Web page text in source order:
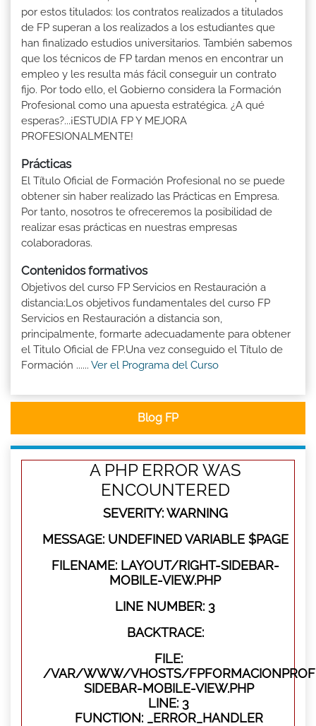
por estos titulados: los contratos realizados a titulados
de FP superan a los realizados a los estudiantes que
han finalizado estudios universitarios. También sabemos
que los técnicos de FP tardan menos en encontrar un
empleo y les resulta más fácil conseguir un contrato
fijo. Por todo ello, el Gobierno considera la Formación
Profesional como una apuesta estratégica. ¿A qué
esperas?...¡ESTUDIA FP Y MEJORA
PROFESIONALMENTE!
Prácticas
El Título Oficial de Formación Profesional no se puede
obtener sin haber realizado las Prácticas en Empresa.
Por tanto, nosotros te ofreceremos la posibilidad de
realizar esas prácticas en nuestras empresas
colaboradoras.
Contenidos formativos
Objetivos del curso FP Servicios en Restauración a
distancia:Los objetivos fundamentales del curso FP
Servicios en Restauración a distancia son,
principalmente, formarte adecuadamente para obtener
el Titulo Oficial de FP.Una vez conseguido el Título de
Formación ...... Ver el Programa del Curso
Blog FP
A PHP ERROR WAS
ENCOUNTERED
SEVERITY: WARNING
MESSAGE: UNDEFINED VARIABLE $PAGE
FILENAME: LAYOUT/RIGHT-SIDEBAR-
MOBILE-VIEW.PHP
LINE NUMBER: 3
BACKTRACE:
FILE:
/VAR/WWW/VHOSTS/
SIDEBAR-MOBILE-VIEW.PHP
LINE: 3
FUNCTION: _ERROR_HANDLER